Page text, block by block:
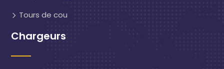
Tours de cou
Chargeurs